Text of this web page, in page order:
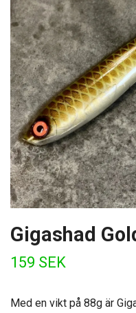
Gigashad
159 SEK
Med en vikt på 88g är